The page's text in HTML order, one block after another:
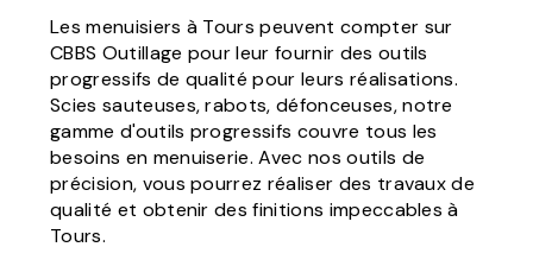
Les menuisiers à Tours peuvent compter sur
CBBS Outillage pour leur fournir des outils
progressifs de qualité pour leurs réalisations.
Scies sauteuses, rabots, défonceuses, notre
gamme d'outils progressifs couvre tous les
besoins en menuiserie. Avec nos outils de
précision, vous pourrez réaliser des travaux de
qualité et obtenir des finitions impeccables à
Tours.